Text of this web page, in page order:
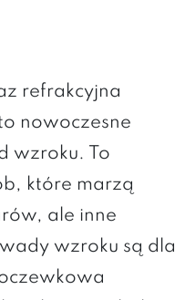
refrakcyjna
nowoczesne
wzroku. To
które marzą
ale inne
wzroku są dla